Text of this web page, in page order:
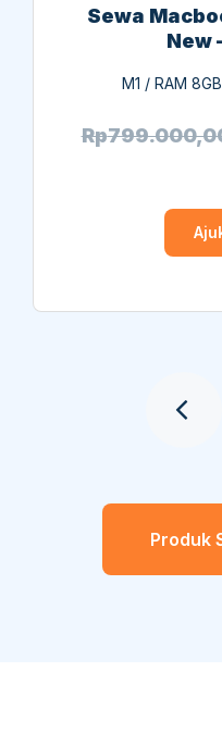
Sewa
New
M1 / RAM
Rp
Produk